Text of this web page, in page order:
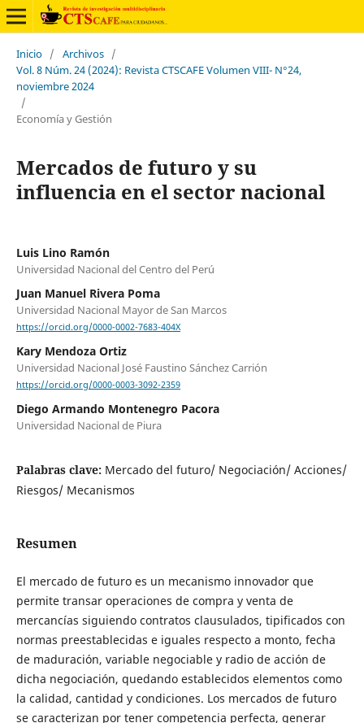
Inicio / Archivos /
Vol. 8 Núm. 24 (2024): Revista CTSCAFE Volumen VIII- N°24,
noviembre 2024
/
Economía y Gestión
Mercados de futuro y su
influencia en el sector nacional
Luis Lino Ramón
Universidad Nacional del Centro del Perú
Juan Manuel Rivera Poma
Universidad Nacional Mayor de San Marcos
https://orcid.org/0000-0002-7683-404X
Kary Mendoza Ortiz
Universidad Nacional José Faustino Sánchez Carrión
https://orcid.org/0000-0003-3092-2359
Diego Armando Montenegro Pacora
Universidad Nacional de Piura
Palabras clave: Mercado del futuro/ Negociación/ Acciones/
Riesgos/ Mecanismos
Resumen
El mercado de futuro es un mecanismo innovador que
permite transar operaciones de compra y venta de
mercancías siguiendo contratos clausulados, tipificados con
normas preestablecidas e iguales respecto a monto, fecha
de maduración, variable negociable y radio de acción de
dicha negociación, quedando establecidos elementos como
la calidad, cantidad y condiciones. Los mercados de futuro
se caracterizan por tener competencia perfecta, generar